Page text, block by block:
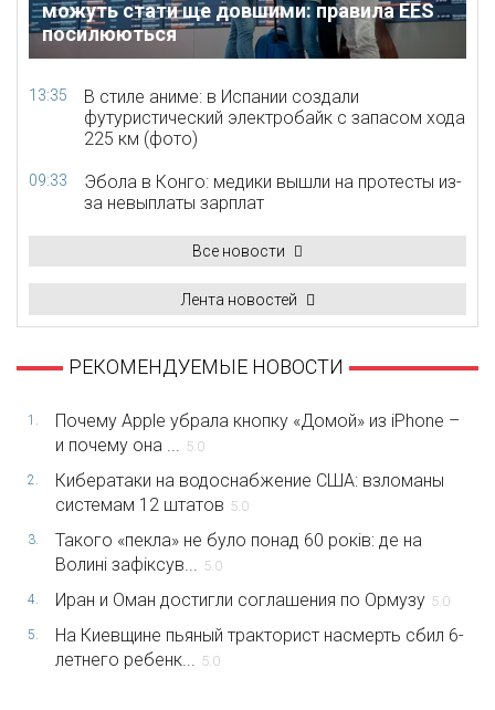
можуть стати ще довшими: правила EES
посилюються
13:35
В стиле аниме: в Испании создали
футуристический электробайк с запасом хода
225 км (фото)
09:33
Эбола в Конго: медики вышли на протесты из-
за невыплаты зарплат
Все новости
Лента новостей
РЕКОМЕНДУЕМЫЕ НОВОСТИ
1.
Почему Apple убрала кнопку «Домой» из iPhone –
и почему она ... 5.0
2.
Кибератаки на водоснабжение США: взломаны
системам 12 штатов 5.0
3.
Такого «пекла» не було понад 60 років: де на
Волині зафіксув... 5.0
4. Иран и Оман достигли соглашения по Ормузу 5.0
5.
На Киевщине пьяный тракторист насмерть сбил 6-
летнего ребенк... 5.0